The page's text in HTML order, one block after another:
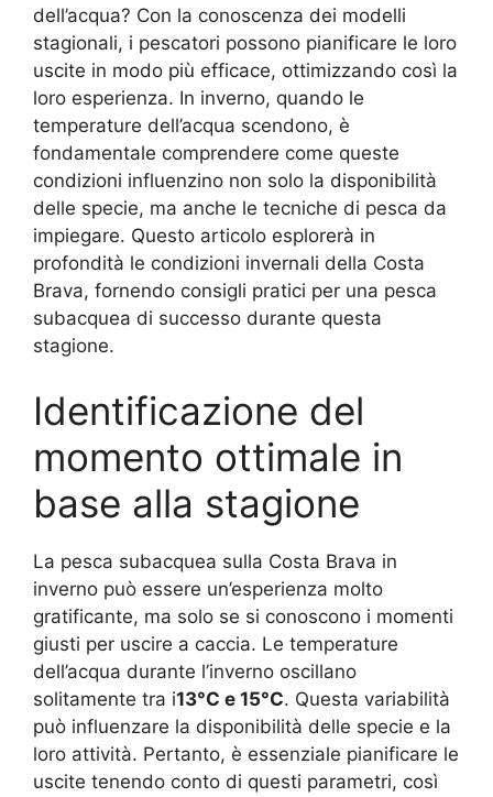
dell’acqua? Con la conoscenza dei modelli
stagionali, i pescatori possono pianificare le loro
uscite in modo più efficace, ottimizzando così la
loro esperienza. In inverno, quando le
temperature dell’acqua scendono, è
fondamentale comprendere come queste
condizioni influenzino non solo la disponibilità
delle specie, ma anche le tecniche di pesca da
impiegare. Questo articolo esplorerà in
profondità le condizioni invernali della Costa
Brava, fornendo consigli pratici per una pesca
subacquea di successo durante questa
stagione.
Identificazione del
momento ottimale in
base alla stagione
La pesca subacquea sulla Costa Brava in
inverno può essere un’esperienza molto
gratificante, ma solo se si conoscono i momenti
giusti per uscire a caccia. Le temperature
dell’acqua durante l’inverno oscillano
solitamente tra i13°C e 15°C. Questa variabilità
può influenzare la disponibilità delle specie e la
loro attività. Pertanto, è essenziale pianificare le
uscite tenendo conto di questi parametri, così